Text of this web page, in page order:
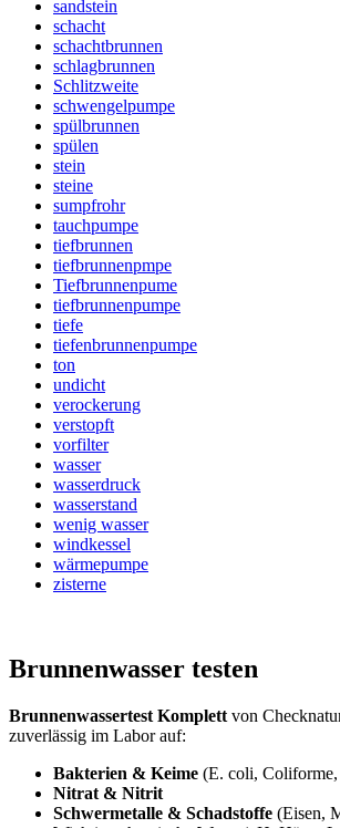
sandstein
schacht
schachtbrunnen
schlagbrunnen
Schlitzweite
schwengelpumpe
spülbrunnen
spülen
stein
steine
sumpfrohr
tauchpumpe
tiefbrunnen
tiefbrunnenpmpe
Tiefbrunnenpume
tiefbrunnenpumpe
tiefe
tiefenbrunnenpumpe
ton
undicht
verockerung
verstopft
vorfilter
wasser
wasserdruck
wasserstand
wenig wasser
windkessel
wärmepumpe
zisterne
Brunnenwasser testen
Brunnenwassertest Komplett von
zuverlässig im Labor auf:
Bakterien & Keime (E. coli,
Nitrat & Nitrit
Schwermetalle & Schadstoffe (Eisen,